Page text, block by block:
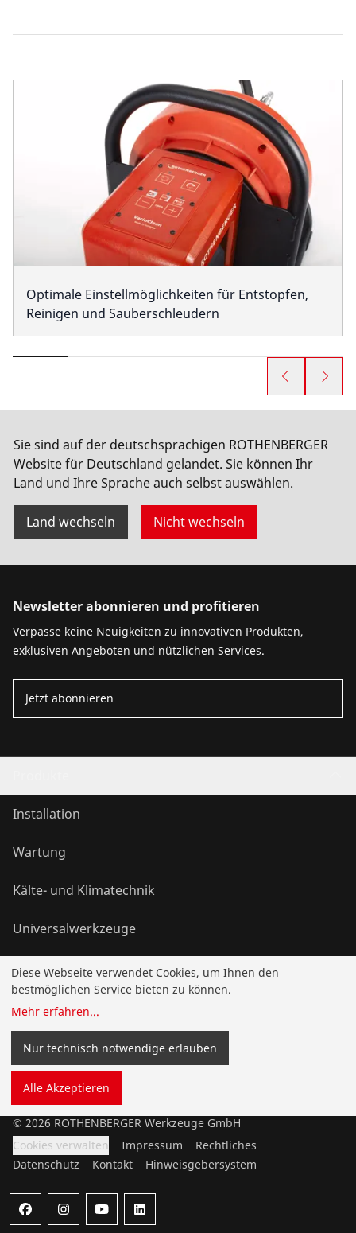
Optimale Einstellmöglichkeiten für Entstopfen,
Reinigen und Sauberschleudern
Interesse geweckt?
Hier geht es zum Produkt!
Sie sind auf der deutschsprachigen ROTHENBERGER
Website für Deutschland gelandet. Sie können Ihr
Land und Ihre Sprache auch selbst auswählen.
Land wechseln Nicht wechseln
Newsletter abonnieren und profitieren
Verpasse keine Neuigkeiten zu innovativen Produkten,
exklusiven Angeboten und nützlichen Services.
Jetzt abonnieren
Installation
Wartung
Kälte- und Klimatechnik
Universalwerkzeuge
Service und Mehrwert
Bonusprogramm
© 2026 ROTHENBERGER Werkzeuge GmbH
Cookies verwalten
Impressum
Rechtliches
Datenschutz
Kontakt Hinweisgebersystem
Diese Webseite verwendet Cookies, um Ihnen den
bestmöglichen Service bieten zu können.
Mehr erfahren...
Nur technisch notwendige erlauben
Alle Akzeptieren